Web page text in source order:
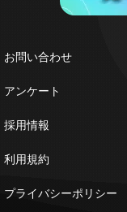
お問い合わせ
アンケート
採用情報
利用規約
プライバシーポリシー